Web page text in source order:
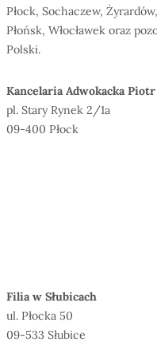
Płock, Sochaczew,
Płońsk, Włocławek oraz
Polski.
Kancelaria Adwokacka
pl. Stary Rynek 2/1a
09-400 Płock
Filia w Słubicach
ul. Płocka 50
09-533 Słubice